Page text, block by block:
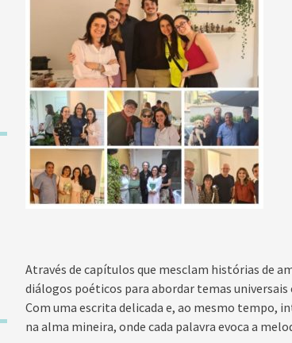
Através de capítulos que mesclam histórias de
diálogos poéticos para abordar temas
Com uma escrita delicada e, ao mesmo tempo,
na alma mineira, onde cada palavra evoca a